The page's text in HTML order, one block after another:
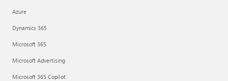
Azure
Dynamics 365
Microsoft 365
Microsoft Advertising
Microsoft 365 Copilot